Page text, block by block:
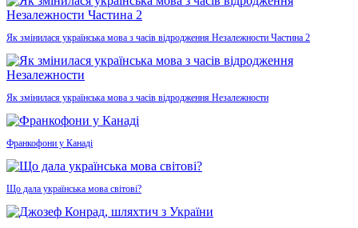
Як змінилася українська мова з часів відродження Незалежности Частина 2
Як змінилася українська мова з часів відродження Незалежности
Франкофони у Канаді
Що дала українська мова світові?